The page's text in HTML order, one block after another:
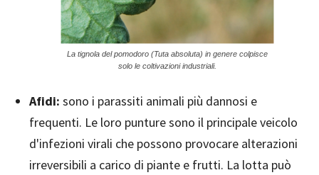
La tignola del pomodoro (Tuta absoluta) in genere colpisce
solo le coltivazioni industriali.
Afidi: sono i parassiti animali più dannosi e
frequenti. Le loro punture sono il principale veicolo
d'infezioni virali che possono provocare alterazioni
irreversibili a carico di piante e frutti. La lotta può